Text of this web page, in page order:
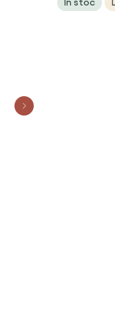
În stoc